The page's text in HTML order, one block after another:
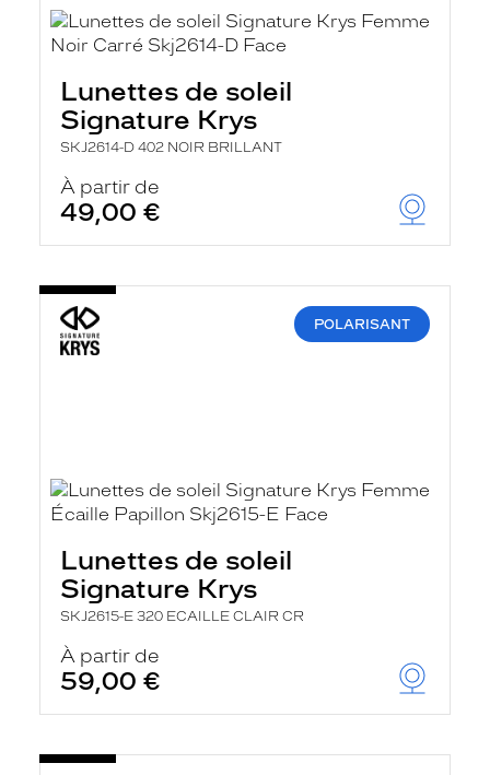
Lunettes de soleil
Signature Krys
SKJ2614-D 402 NOIR BRILLANT
À partir de
49,00 €
POLARISANT
Lunettes de soleil
Signature Krys
SKJ2615-E 320 ECAILLE CLAIR CR
À partir de
59,00 €